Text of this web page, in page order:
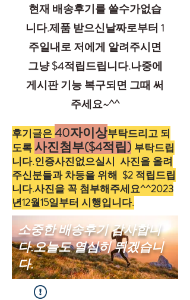
​현재 배송후기를 쓸수가없습
니다.제품 받으신날짜로부터 1
주일내로 저에게 알려주시면
그냥 $4적립드립니다.나중에
게시판 기능 복구되면 그때 써
주세요~^^
후기글은40자이상부탁드리고 되
도록 사진첨부($4적립) 부탁드립
니다.인증사진없으실시 사진을 올려
주신분들과 차등을 위해 $2 적립드립
니다.사진을 꼭 첨부해주세요^^2023
년12월15일부터 시행입니다.
소중한 배송후기 감사합니
다.오늘도 열심히 뛰겠습니
다.